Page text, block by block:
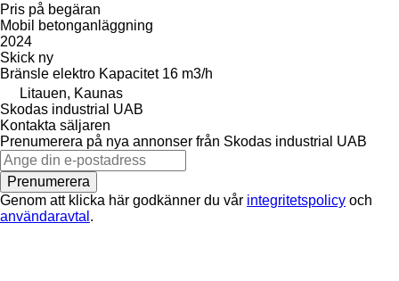
Pris på begäran
Mobil betonganläggning
2024
Skick ny
Bränsle elektro Kapacitet 16 m3/h
Litauen, Kaunas
Skodas industrial UAB
Kontakta säljaren
Prenumerera på nya annonser från Skodas industrial UAB
Prenumerera
Genom att klicka här godkänner du vår integritetspolicy och
användaravtal .